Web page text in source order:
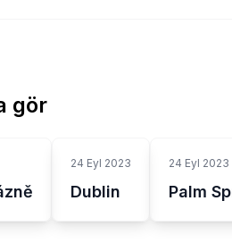
gör
24 Eyl 2023
Dublin
24 Eyl 2023
Palm